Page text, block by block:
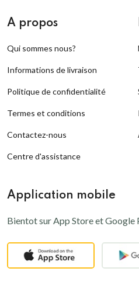
A propos
Qui sommes nous?
Informations de livraison
Politique de confidentialité
Termes et conditions
Contactez-nous
Centre d'assistance
Application mobile
Bientot sur App Store et Google